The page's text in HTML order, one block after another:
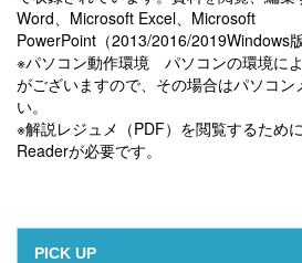
Word、Microsoft Excel、Microsoft
PowerPoint（2013/2016/2019Windows
※パソコン動作環境 パソコンの環境に
がございますので、その場合はパソコン
い。
※解説レジュメ（PDF）を閲覧するため
Readerが必要です。
PICK UP